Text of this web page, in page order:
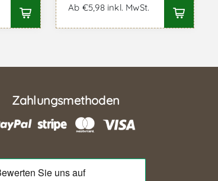
Ab €5,98 inkl. MwSt.
Zahlungsmethoden